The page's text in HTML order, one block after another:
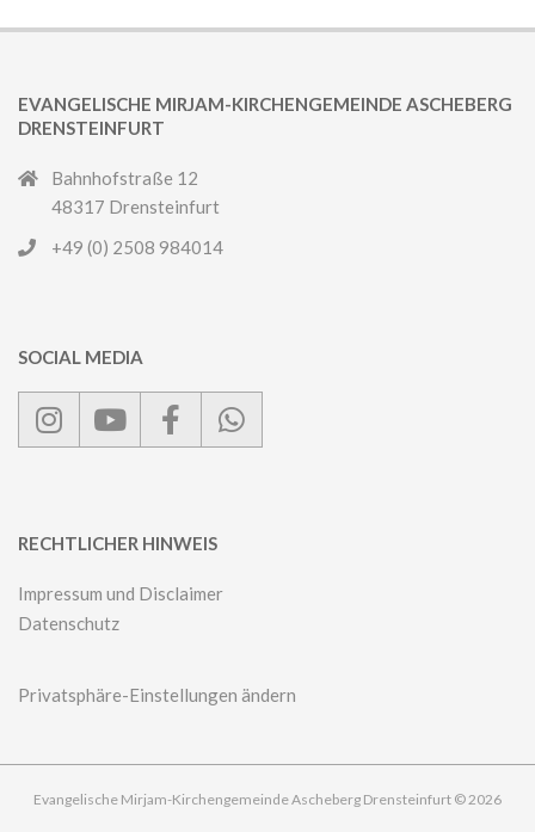
EVANGELISCHE MIRJAM-KIRCHENGEMEINDE ASCHEBERG
DRENSTEINFURT
Bahnhofstraße 12
48317 Drensteinfurt
+49 (0) 2508 984014
SOCIAL MEDIA
RECHTLICHER HINWEIS
Impressum und Disclaimer
Datenschutz
Privatsphäre-Einstellungen ändern
Evangelische Mirjam-Kirchengemeinde Ascheberg Drensteinfurt © 2026